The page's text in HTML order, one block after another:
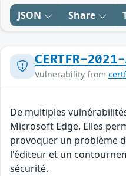
JSON Share
CERTFR-
Vulnerability from
De multiples
Microsoft Edge. Elles
provoquer un problème
l'éditeur et un
sécurité.